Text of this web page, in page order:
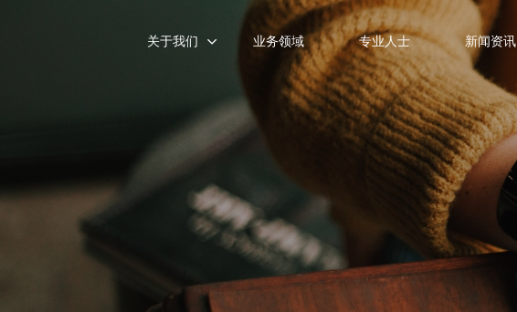
关于我们 业务领域 专业人士 新闻资讯